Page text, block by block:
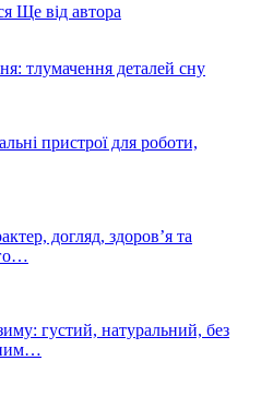
Ще від автора
тлумачення деталей сну
пристрої для роботи,
догляд, здоров’я та
густий, натуральний, без